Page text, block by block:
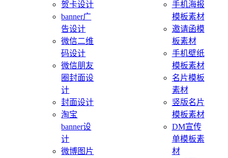
贺卡设计
banner广
告设计
微信二维
码设计
微信朋友
圈封面设
计
封面设计
淘宝
banner设
计
微博图片
手机海报
模板素材
邀请函模
板素材
手机壁纸
模板素材
名片模板
素材
竖版名片
模板素材
DM宣传
单模板素
材